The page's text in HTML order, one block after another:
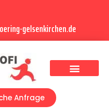
gelsenkirchen.de
Anfrage